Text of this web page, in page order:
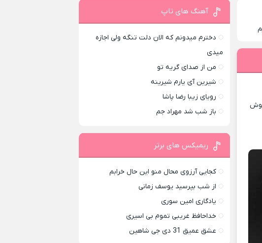
گوش
آهنگ های تاپ
دخترم میدونم که الان دلت تنگه ولی اجازه
میدی
من از صدای گريه تو
شیرین آی یارم شیرینه
رویای زیبا رضا پاشا
باز شب شد مهراد جم
ریمیکس های برتر
کجایی آرزوی محال منو این حال خرابم
از شب بپرسید یوسف زمانی
یادگاری امین سوری
خداحافظ غریبی تموم بی اسیری
عشق عمیق 31 دی جی شاهین